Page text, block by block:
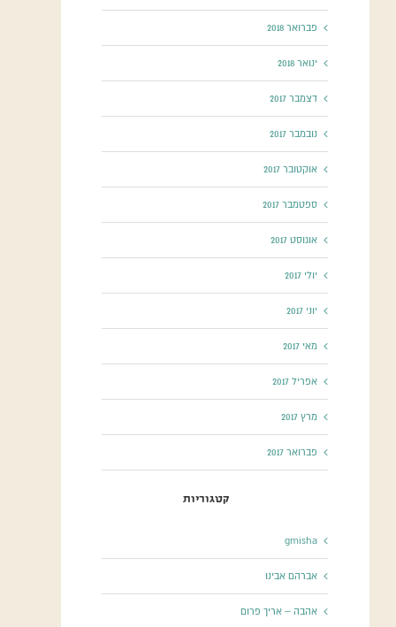
פברואר 2018
ינואר 2018
דצמבר 2017
נובמבר 2017
אוקטובר 2017
ספטמבר 2017
אוגוסט 2017
יולי 2017
יוני 2017
מאי 2017
אפריל 2017
מרץ 2017
פברואר 2017
קטגוריות
gmisha
אברהם אבינו
אהבה – אריך פרום